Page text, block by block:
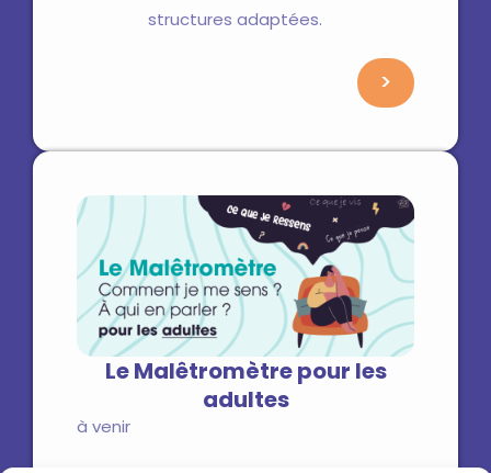
structures adaptées.
>
Le Malêtromètre pour les
adultes
à venir